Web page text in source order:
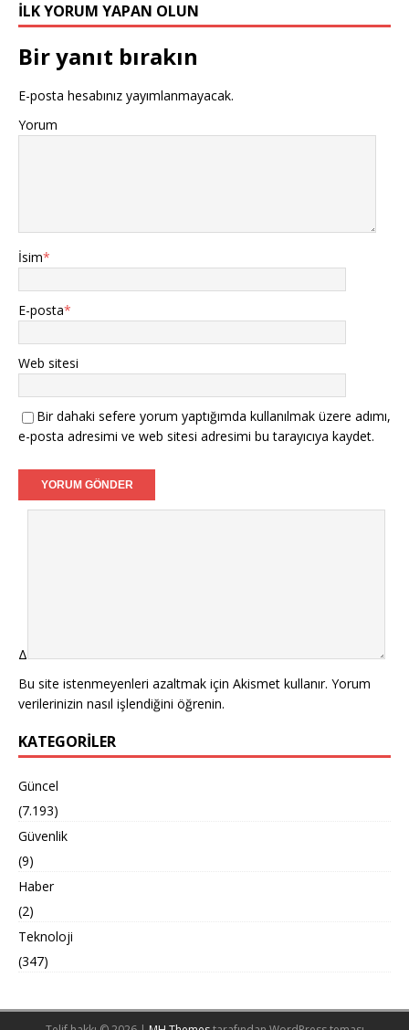
İLK YORUM YAPAN OLUN
Bir yanıt bırakın
E-posta hesabınız yayımlanmayacak.
Yorum
İsim*
E-posta*
Web sitesi
Bir dahaki sefere yorum yaptığımda kullanılmak üzere adımı,
e-posta adresimi ve web sitesi adresimi bu tarayıcıya kaydet.
Δ
Bu site istenmeyenleri azaltmak için Akismet kullanır. Yorum
verilerinizin nasıl işlendiğini öğrenin.
KATEGORILER
Güncel
(7.193)
Güvenlik
(9)
Haber
(2)
Teknoloji
(347)